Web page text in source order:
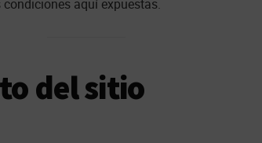
aquí expuestas.
del sitio